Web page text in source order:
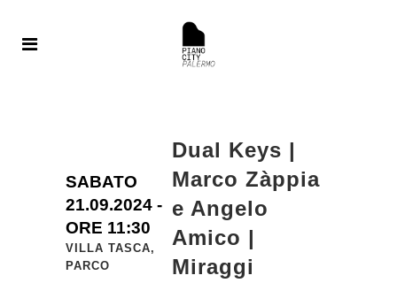
SABATO
21.09.2024 -
ORE 11:30
VILLA TASCA,
PARCO
Dual Keys |
Marco Zàppia
e Angelo
Amico |
Miraggi